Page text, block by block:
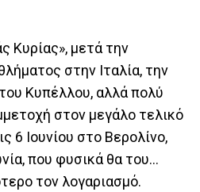
Κυρίας», μετά την
στην Ιταλία, την
Κυπέλλου, αλλά πολύ
στον μεγάλο τελικό
6 Ιουνίου στο Βερολίνο,
που φυσικά θα του...
τον λογαριασμό.